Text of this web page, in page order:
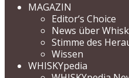
MAGAZIN
Editor‘s Choice
News über
Stimme des
Wissen
WHISKYpedia